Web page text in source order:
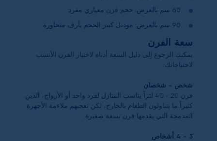
60 سم بالعرض: حجم فرن معياري مفرد
90 سم بالعرض: موديل كبير الحجم بأرف متجاورة
سعة الفرن
يمكنك الرجوع إلى دليل السعة أدناه لاختيار الفرن الأنسب
لاحتياجاتك:
شخص - شخصان
فرن 20
-
40 لتراً يناسب المنازل لفرد واحد أو الأزواج، الذين
كثيراً ما يتناولون الطعام بالخارج، لكن تعجبهم ملاءمة الأجهزة
المدمجة التي يقدمها فرن بسعة صغيرة.
3
-
4 أشخاص